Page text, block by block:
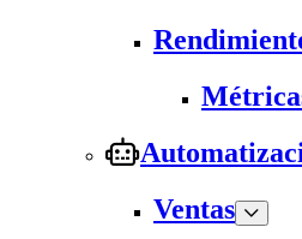
Ventas